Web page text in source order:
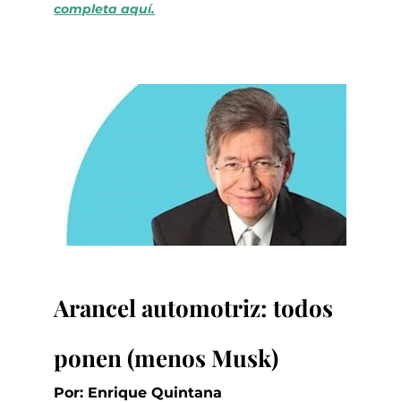
completa aquí.
Arancel automotriz: todos
ponen (menos Musk)
Por: Enrique Quintana